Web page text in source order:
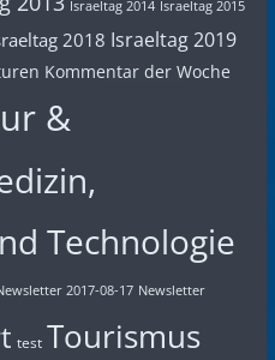
Israeltag 2014 Israeltag 2015
2018 Israeltag 2019
Kommentar der Woche
&
Technologie
2017-08-17 Newsletter
test Tourismus